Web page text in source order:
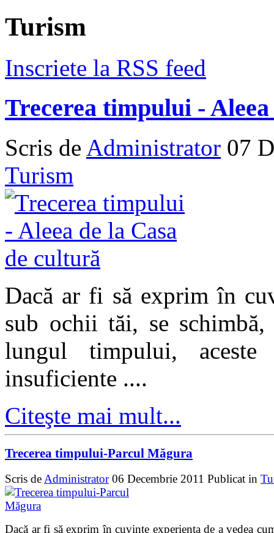
Turism
Inscriete la RSS feed
Trecerea timpului -
Scris de Administrator 07
Turism
Dacă ar fi să exprim în
sub ochii tăi, se schimbă,
lungul timpului,
insuficiente ....
Citeşte mai mult...
Trecerea timpului-Parcul Măgura
Scris de Administrator 06 Decembrie 2011 Publicat in
Dacă ar fi să exprim în cuvinte experienţa de a vedea